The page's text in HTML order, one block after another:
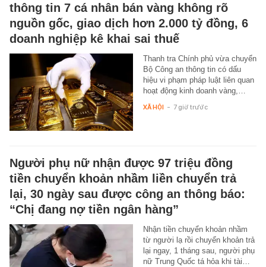
thông tin 7 cá nhân bán vàng không rõ
nguồn gốc, giao dịch hơn 2.000 tỷ đồng, 6
doanh nghiệp kê khai sai thuế
Thanh tra Chính phủ vừa chuyển
Bộ Công an thông tin có dấu
hiệu vi phạm pháp luật liên quan
hoạt động kinh doanh vàng,…
XÃ HỘI - 7 giờ trước
Người phụ nữ nhận được 97 triệu đồng
tiền chuyển khoản nhầm liền chuyển trả
lại, 30 ngày sau được công an thông báo:
“Chị đang nợ tiền ngân hàng”
Nhận tiền chuyển khoản nhầm
từ người lạ rồi chuyển khoản trả
lại ngay, 1 tháng sau, người phụ
nữ Trung Quốc tá hỏa khi tài…